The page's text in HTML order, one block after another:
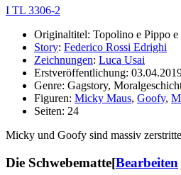
I TL 3306-2
Originaltitel: Topolino e Pippo
Story: Federico Rossi Edrighi
Zeichnungen: Luca Usai
Erstveröffentlichung:
Genre: Gagstory,
Figuren: Micky Maus, Goofy,
Seiten: 24
Micky und Goofy sind massiv
Die Schwebematte[Bearbeiten